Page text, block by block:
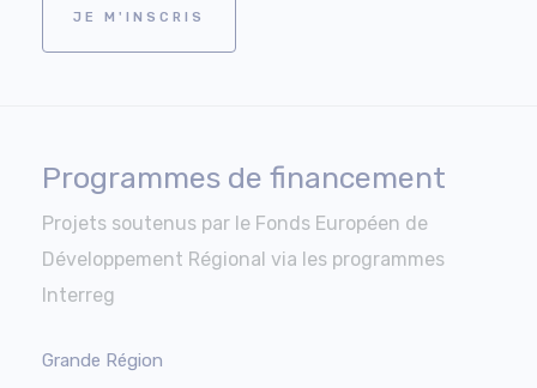
JE M'INSCRIS
Programmes de financement
Projets soutenus par le Fonds Européen de
Développement Régional via les programmes
Interreg
Grande Région